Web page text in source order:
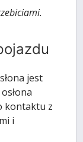
jest
kontaktu z
i